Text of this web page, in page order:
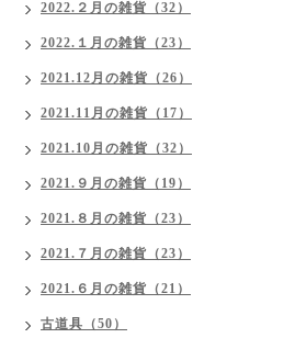
2022.２月の雑貨（32）
2022.１月の雑貨（23）
2021.12月の雑貨（26）
2021.11月の雑貨（17）
2021.10月の雑貨（32）
2021.９月の雑貨（19）
2021.８月の雑貨（23）
2021.７月の雑貨（23）
2021.６月の雑貨（21）
古道具（50）